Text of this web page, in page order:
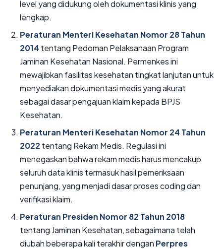
level yang didukung oleh dokumentasi klinis yang
lengkap.
Peraturan Menteri Kesehatan Nomor 28 Tahun
2014 tentang Pedoman Pelaksanaan Program
Jaminan Kesehatan Nasional. Permenkes ini
mewajibkan fasilitas kesehatan tingkat lanjutan untuk
menyediakan dokumentasi medis yang akurat
sebagai dasar pengajuan klaim kepada BPJS
Kesehatan.
Peraturan Menteri Kesehatan Nomor 24 Tahun
2022 tentang Rekam Medis. Regulasi ini
menegaskan bahwa rekam medis harus mencakup
seluruh data klinis termasuk hasil pemeriksaan
penunjang, yang menjadi dasar proses coding dan
verifikasi klaim.
Peraturan Presiden Nomor 82 Tahun 2018
tentang Jaminan Kesehatan, sebagaimana telah
diubah beberapa kali terakhir dengan Perpres